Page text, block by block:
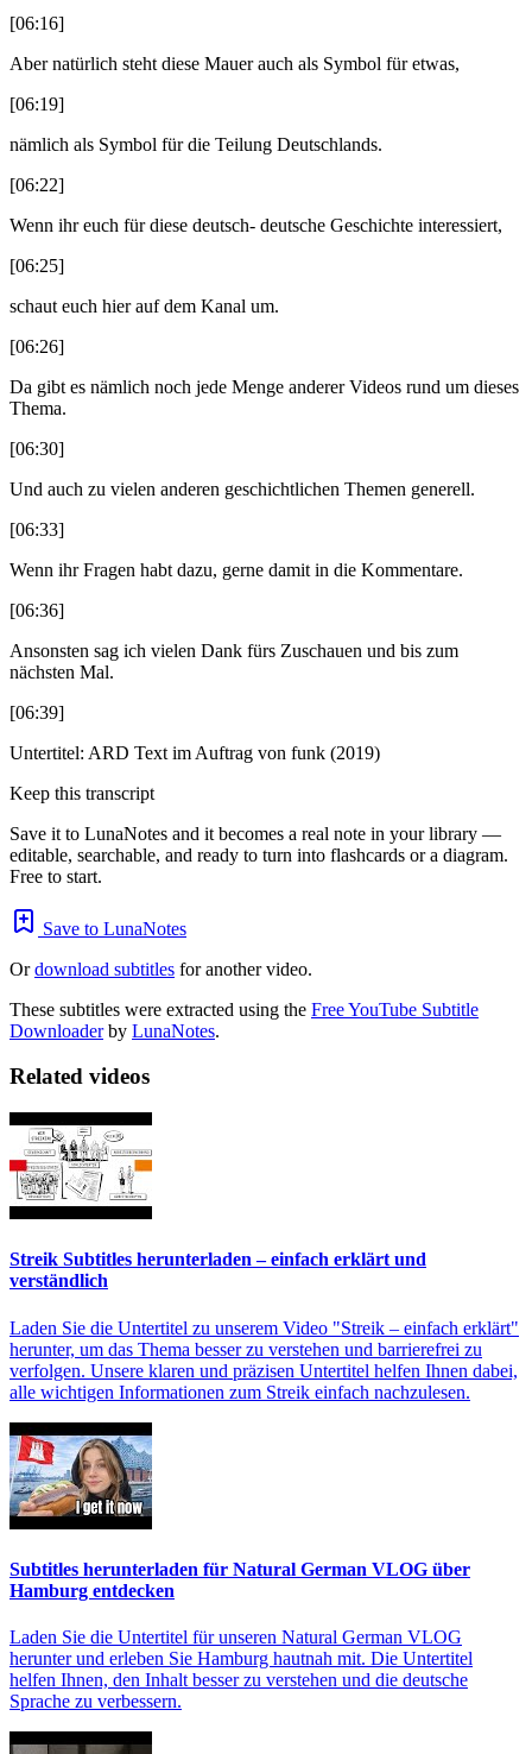
[06:16]
Aber natürlich steht diese Mauer auch als Symbol für etwas,
[06:19]
nämlich als Symbol für die Teilung Deutschlands.
[06:22]
Wenn ihr euch für diese deutsch- deutsche Geschichte interessiert,
[06:25]
schaut euch hier auf dem Kanal um.
[06:26]
Da gibt es nämlich noch jede Menge anderer Videos rund um dieses
Thema.
[06:30]
Und auch zu vielen anderen geschichtlichen Themen generell.
[06:33]
Wenn ihr Fragen habt dazu, gerne damit in die Kommentare.
[06:36]
Ansonsten sag ich vielen Dank fürs Zuschauen und bis zum
nächsten Mal.
[06:39]
Untertitel: ARD Text im Auftrag von funk (2019)
Keep this transcript
Save it to LunaNotes and it becomes a real note in your library —
editable, searchable, and ready to turn into flashcards or a diagram.
Free to start.
Save to LunaNotes
Ordownload subtitles for another video.
These subtitles were extracted using the Free YouTube Subtitle
Downloaderby LunaNotes.
Related videos
Streik Subtitles herunterladen – einfach erklärt und
verständlich
Laden Sie die Untertitel zu unserem Video "Streik – einfach erklärt"
herunter, um das Thema besser zu verstehen und barrierefrei zu
verfolgen. Unsere klaren und präzisen Untertitel helfen Ihnen dabei,
alle wichtigen Informationen zum Streik einfach nachzulesen.
Subtitles herunterladen für Natural German VLOG über
Hamburg entdecken
Laden Sie die Untertitel für unseren Natural German VLOG
herunter und erleben Sie Hamburg hautnah mit. Die Untertitel
helfen Ihnen, den Inhalt besser zu verstehen und die deutsche
Sprache zu verbessern.